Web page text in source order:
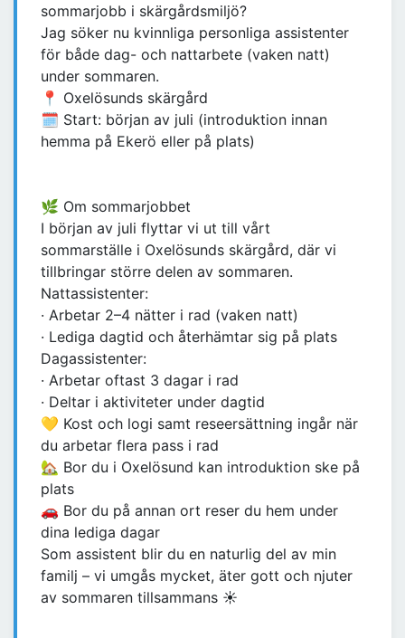
sommarjobb i skärgårdsmiljö?
Jag söker nu kvinnliga personliga assistenter
för både dag- och nattarbete (vaken natt)
under sommaren.
📍 Oxelösunds skärgård
🗓 Start: början av juli (introduktion innan
hemma på Ekerö eller på plats)
🌿 Om sommarjobbet
I början av juli flyttar vi ut till vårt
sommarställe i Oxelösunds skärgård, där vi
tillbringar större delen av sommaren.
Nattassistenter:
· Arbetar 2–4 nätter i rad (vaken natt)
· Lediga dagtid och återhämtar sig på plats
Dagassistenter:
· Arbetar oftast 3 dagar i rad
· Deltar i aktiviteter under dagtid
💛 Kost och logi samt reseersättning ingår när
du arbetar flera pass i rad
🏡 Bor du i Oxelösund kan introduktion ske på
plats
🚗 Bor du på annan ort reser du hem under
dina lediga dagar
Som assistent blir du en naturlig del av min
familj – vi umgås mycket, äter gott och njuter
av sommaren tillsammans ☀️